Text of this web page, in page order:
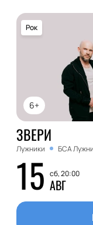
6+
Рок
ЗВЕРИ
Лужники БСА
15 сб, 20:00
АВГ